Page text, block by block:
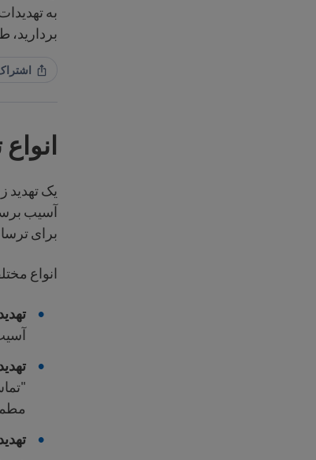
به
یک
آسیب
برای
انواع